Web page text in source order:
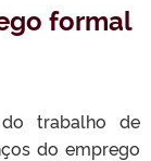
formal
trabalho de
do emprego